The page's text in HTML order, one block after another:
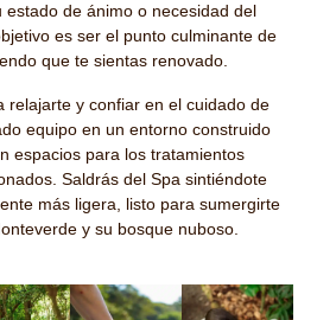
estado de ánimo o necesidad del
es ser el punto culminante de
que te sientas renovado.
relajarte y confiar en el cuidado de
equipo en un entorno construido
espacios para los tratamientos
Saldrás del Spa sintiéndote
más ligera, listo para sumergirte
y su bosque nuboso.